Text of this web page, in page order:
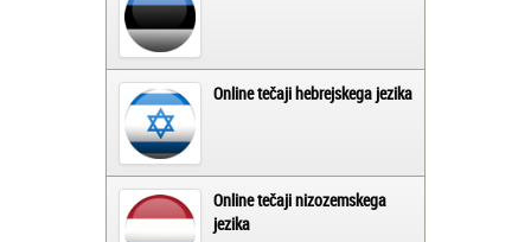
Online tečaji hebrejskega jezika
Online tečaji nizozemskega
jezika